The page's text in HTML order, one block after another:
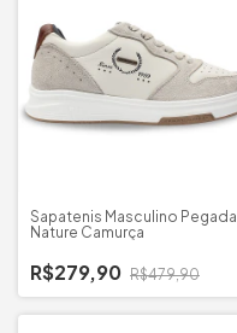
Sapatenis Masculino Pegada
Nature Camurça
R$279,90 R$479,90